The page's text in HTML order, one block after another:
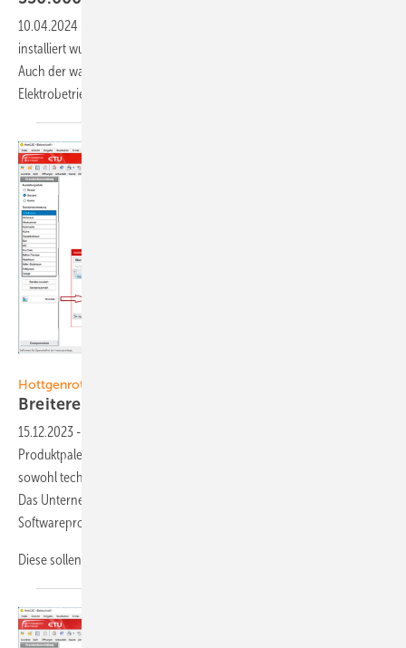
10.04.2024
installiert wurden, gingen mit Hilfe von Elektrohandwerkern ans Netz.
Auch der wachsende Speichermarkt macht sich bei den
Elektrobetrieben stark
Hottgenroth
Breiteres Angebot fürs
15.12.2023 -
Produktpalette. Die neue Initiative für das Elektrohandwerk soll helfen,
sowohl technische als auch kaufmännische Prozesse zu optimieren.
Das Unternehmen sieht hier eine Marktlücke für erschwingliche
Softwareprodukte.
Diese sollen das tägliche